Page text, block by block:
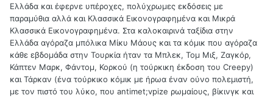
Ελλάδα και έφερνε υπέροχες, πολύχρωμες εκδόσεις με
παραμύθια αλλά και Κλασσικά Εικονογραφημένα και Μικρά
Κλασσικά Εικονογραφημένα. Στα καλοκαιρινά ταξίδια στην
Ελλάδα αγόραζα μπόλικα Μίκυ Μάους και τα κόμικ που αγόραζα
κάθε εβδομάδα στην Τουρκία ήταν τα Μπλεκ, Τομ Μιξ, Ζαγκόρ,
Κάπτεν Μαρκ, Φάντομ, Κορκού (η τούρκικη έκδοση του Creepy)
και Τάρκαν (ένα τούρκικο κόμικ με ήρωα έναν ούνο πολεμιστή,
με τον πιστό του λύκο, που antimet;vpize ρωμαίους, βίκινγκ και